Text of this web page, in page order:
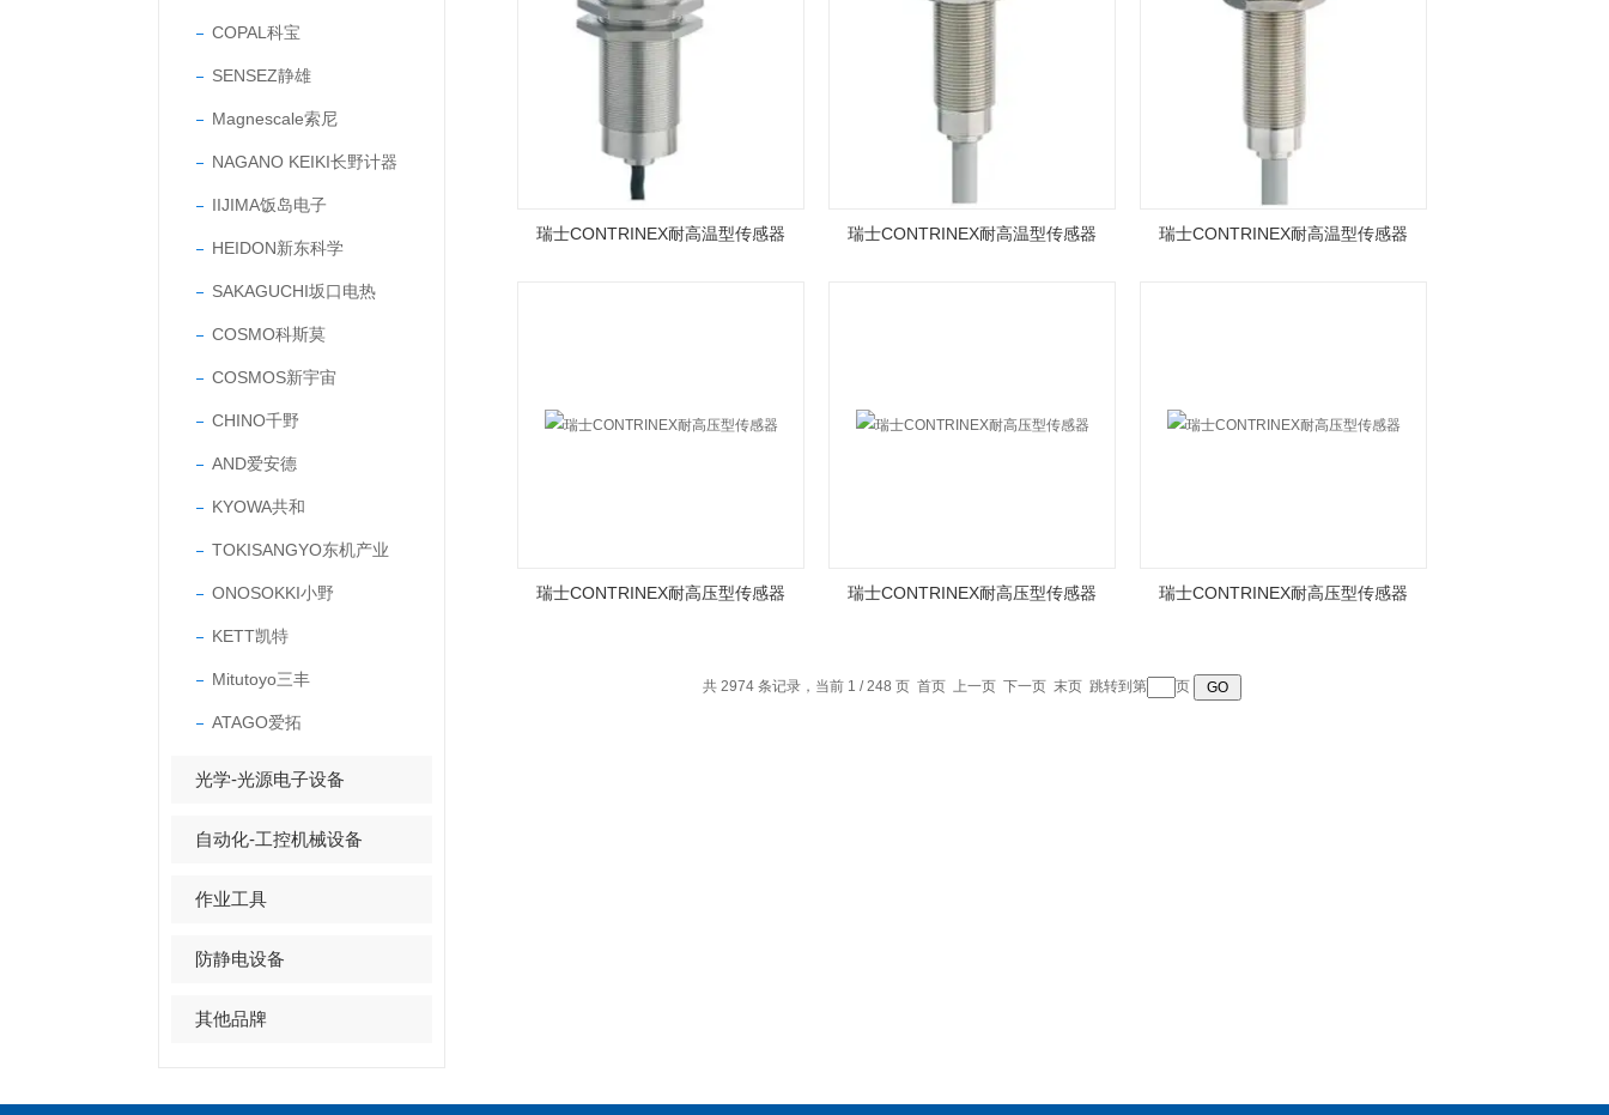
COPAL科宝
SENSEZ静雄
Magnescale索尼
NAGANO KEIKI长野计器
IIJIMA饭岛电子
HEIDON新东科学
SAKAGUCHI坂口电热
COSMO科斯莫
COSMOS新宇宙
CHINO千野
AND爱安德
KYOWA共和
TOKISANGYO东机产业
ONOSOKKI小野
KETT凯特
Mitutoyo三丰
ATAGO爱拓
光学-光源电子设备
自动化-工控机械设备
作业工具
防静电设备
其他品牌
瑞士CONTRINEX耐高温型传感器 瑞士CONTRINEX耐高温型传感器 瑞士CONTRINEX耐高温型传感器
瑞士CONTRINEX耐高压型传感器 瑞士CONTRINEX耐高压型传感器 瑞士CONTRINEX耐高压型传感器
共 2974 条记录，当前 1 / 248 页 首页 上一页 下一页 末页 跳转到第 页